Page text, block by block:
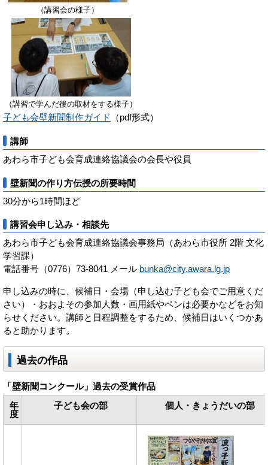
（講習会の様子）
（講習で学んだ後の取材をする様子）
子ども会壁新聞制作ガイド （pdf形式）
講師
あわら市子ども会育成連絡協議会の会長や役員
壁新聞の作り方伝授の所要時間
30分から1時間ほど
講習会申し込み・相談先
あわら市子ども会育成連絡協議会事務局（あわら市役所 2階 文化
学習課）
電話番号（0776）73-8041 メール bunka@city.awara.lg.jp
申し込みの時に、候補日・会場（申し込む子ども会でご用意くだ
さい）・おおよその参加人数・画用紙やペンは必要かなどをお知
らせください。講師と日程調整をするため、候補日はいくつかあ
ると助かります。
過去の作品
「壁新聞コンクール」過去の受賞作品
年
度
子ども会の部 個人・きょうだいの部